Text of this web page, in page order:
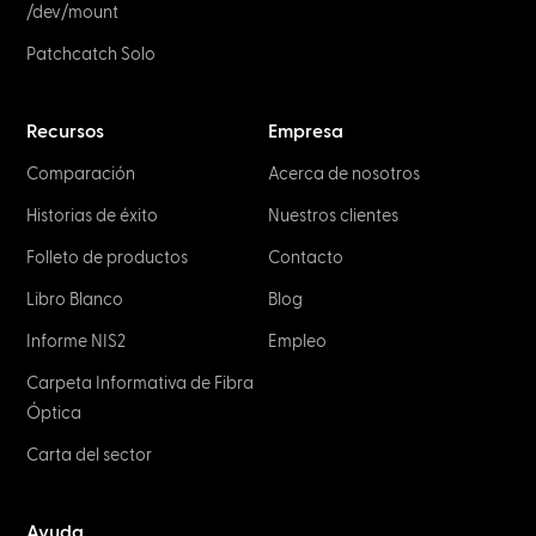
/dev/mount
Patchcatch Solo
Recursos
Comparación
Historias de éxito
Folleto de productos
Libro Blanco
Informe NIS2
Carpeta Informativa de Fibra
Óptica
Carta del sector
Empresa
Acerca de nosotros
Nuestros clientes
Contacto
Blog
Empleo